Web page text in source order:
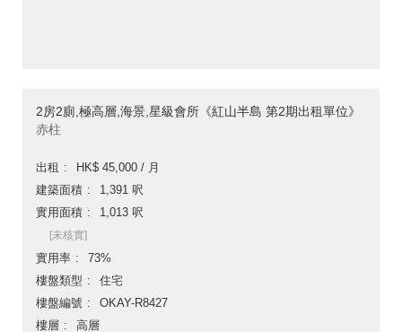
2房2廁,極高層,海景,星級會所《紅山半島 第2期出租單位》
赤柱
出租
HK$ 45,000 / 月
建築面積
1,391 呎
實用面積
1,013 呎
[未核實]
實用率
73%
樓盤類型
住宅
樓盤編號
OKAY-R8427
樓層
高層